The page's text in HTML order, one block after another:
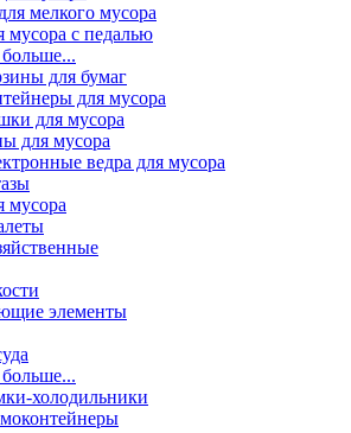
мелкого мусора
мусора с педалью
для бумаг
для мусора
для мусора
для мусора
ведра для мусора
мусора
элементы
холодильники